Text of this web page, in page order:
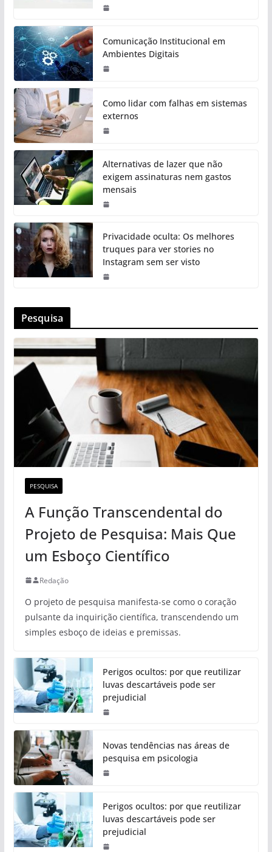
Comunicação Institucional em
Ambientes Digitais
Como lidar com falhas em sistemas
externos
Alternativas de lazer que não
exigem assinaturas nem gastos
mensais
Privacidade oculta: Os melhores
truques para ver stories no
Instagram sem ser visto
Pesquisa
PESQUISA
A Função Transcendental do
Projeto de Pesquisa: Mais Que
um Esboço Científico
Redação
O projeto de pesquisa manifesta-se como o coração
pulsante da inquirição científica, transcendendo um
simples esboço de ideias e premissas.
Perigos ocultos: por que reutilizar
luvas descartáveis pode ser
prejudicial
Novas tendências nas áreas de
pesquisa em psicologia
Perigos ocultos: por que reutilizar
luvas descartáveis pode ser
prejudicial